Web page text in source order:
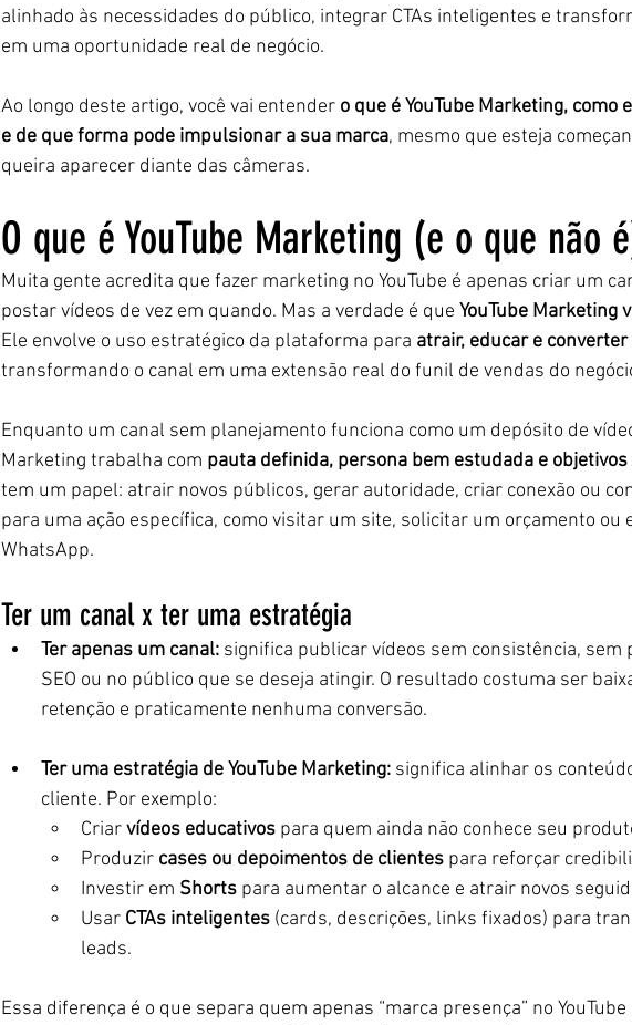
alinhado às necessidades do público, integrar CTAs inteligentes e
em uma oportunidade real de negócio.
Ao longo deste artigo, você vai entender o que é YouTube Marketing, como
e de que forma pode impulsionar a sua marca, mesmo que esteja
queira aparecer diante das câmeras.
O que é YouTube Marketing (e o que não
Muita gente acredita que fazer marketing no YouTube é apenas criar um
postar vídeos de vez em quando. Mas a verdade é que YouTube Marketing
Ele envolve o uso estratégico da plataforma para atrair, educar e
transformando o canal em uma extensão real do funil de vendas do
Enquanto um canal sem planejamento funciona como um depósito de
Marketing trabalha com pauta definida, persona bem estudada e
tem um papel: atrair novos públicos, gerar autoridade, criar conexão ou
para uma ação específica, como visitar um site, solicitar um orçamento ou
WhatsApp.
Ter um canal x ter uma estratégia
Ter apenas um canal: significa publicar vídeos sem consistência, sem
SEO ou no público que se deseja atingir. O resultado costuma ser
retenção e praticamente nenhuma conversão.
Ter uma estratégia de YouTube Marketing: significa alinhar os
cliente. Por exemplo:
Criar vídeos educativos para quem ainda não conhece seu
Produzir cases ou depoimentos de clientes para reforçar
Investir em Shorts para aumentar o alcance e atrair novos
Usar CTAs inteligentes (cards, descrições, links fixados) para
leads.
Essa diferença é o que separa quem apenas “marca presença” no